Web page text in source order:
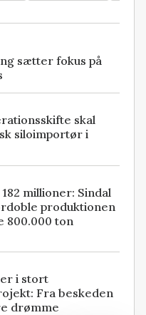
sætter fokus på
skal
siloimportør i
millioner: Sindal
produktionen
800.000 ton
i stort
Fra beskeden
drømme